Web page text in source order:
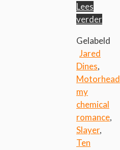
Lees
verder
Gelabeld
Jared
Dines,
Motorhead
my
chemical
romance,
Slayer,
Ten